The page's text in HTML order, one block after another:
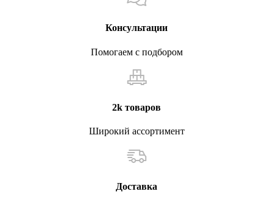
Консультации
Помогаем с подбором
2k товаров
Широкий ассортимент
Доставка